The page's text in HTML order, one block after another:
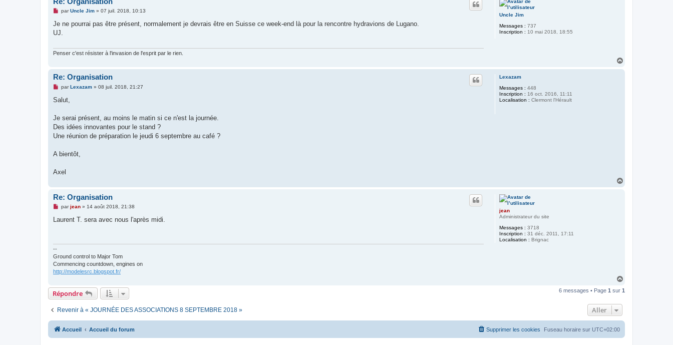
Uncle Jim
Messages : 737
Inscription : 10 mai 2018, 18:55
M
s
a
n
l
u
parUncle Jim» 07 juil. 2018, 10:13
Je ne pourrai pas être présent, normalement je devrais être en Suisse ce week-end là pour la rencontre hydravions de Lugano.
UJ.
Penser c'est résister à l'invasion de l'esprit par le rien.
Lexazam
Messages : 448
Inscription : 16 oct. 2016, 11:11
Localisation : Clermont l'Hérault
Re: Organisation
M
s
g
n
o
u
parLexazam» 08 juil. 2018, 21:27
Salut,
Je serai présent, au moins le matin si ce n'est la journée.
Des idées innovantes pour le stand ?
Une réunion de préparation le jeudi 6 septembre au café ?
A bientôt,
Axel
jean
Administrateur du site
Messages : 3718
Inscription : 31 déc. 2011, 17:11
Localisation : Brignac
Re: Organisation
M
s
n
l
u
parjean» 14 août 2018, 21:38
Laurent T. sera avec nous l'après midi.
--
Ground control to Major Tom
Commencing countdown, engines on
http://modelesrc.blogspot.fr/
u
Répondre 6 messages • Page 1 sur 1
Revenir à « JOURNÉE DES ASSOCIATIONS 8 SEPTEMBRE 2018 » Aller
Accueil Accueil du forum Fuseau horaire sur UTC+02:00
Supprimer les cookies